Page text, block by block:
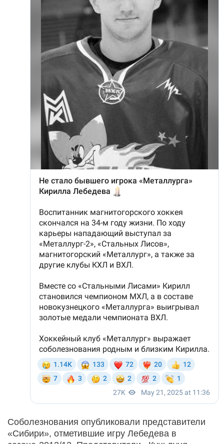
Соболезнования опубликовали представители
«Сибири», отметившие игру Лебедева в